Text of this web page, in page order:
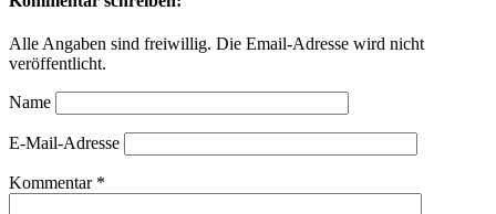
Alle Angaben sind freiwillig. Die Email-Adresse wird nicht
veröffentlicht.
Name
E-Mail-Adresse
Kommentar *